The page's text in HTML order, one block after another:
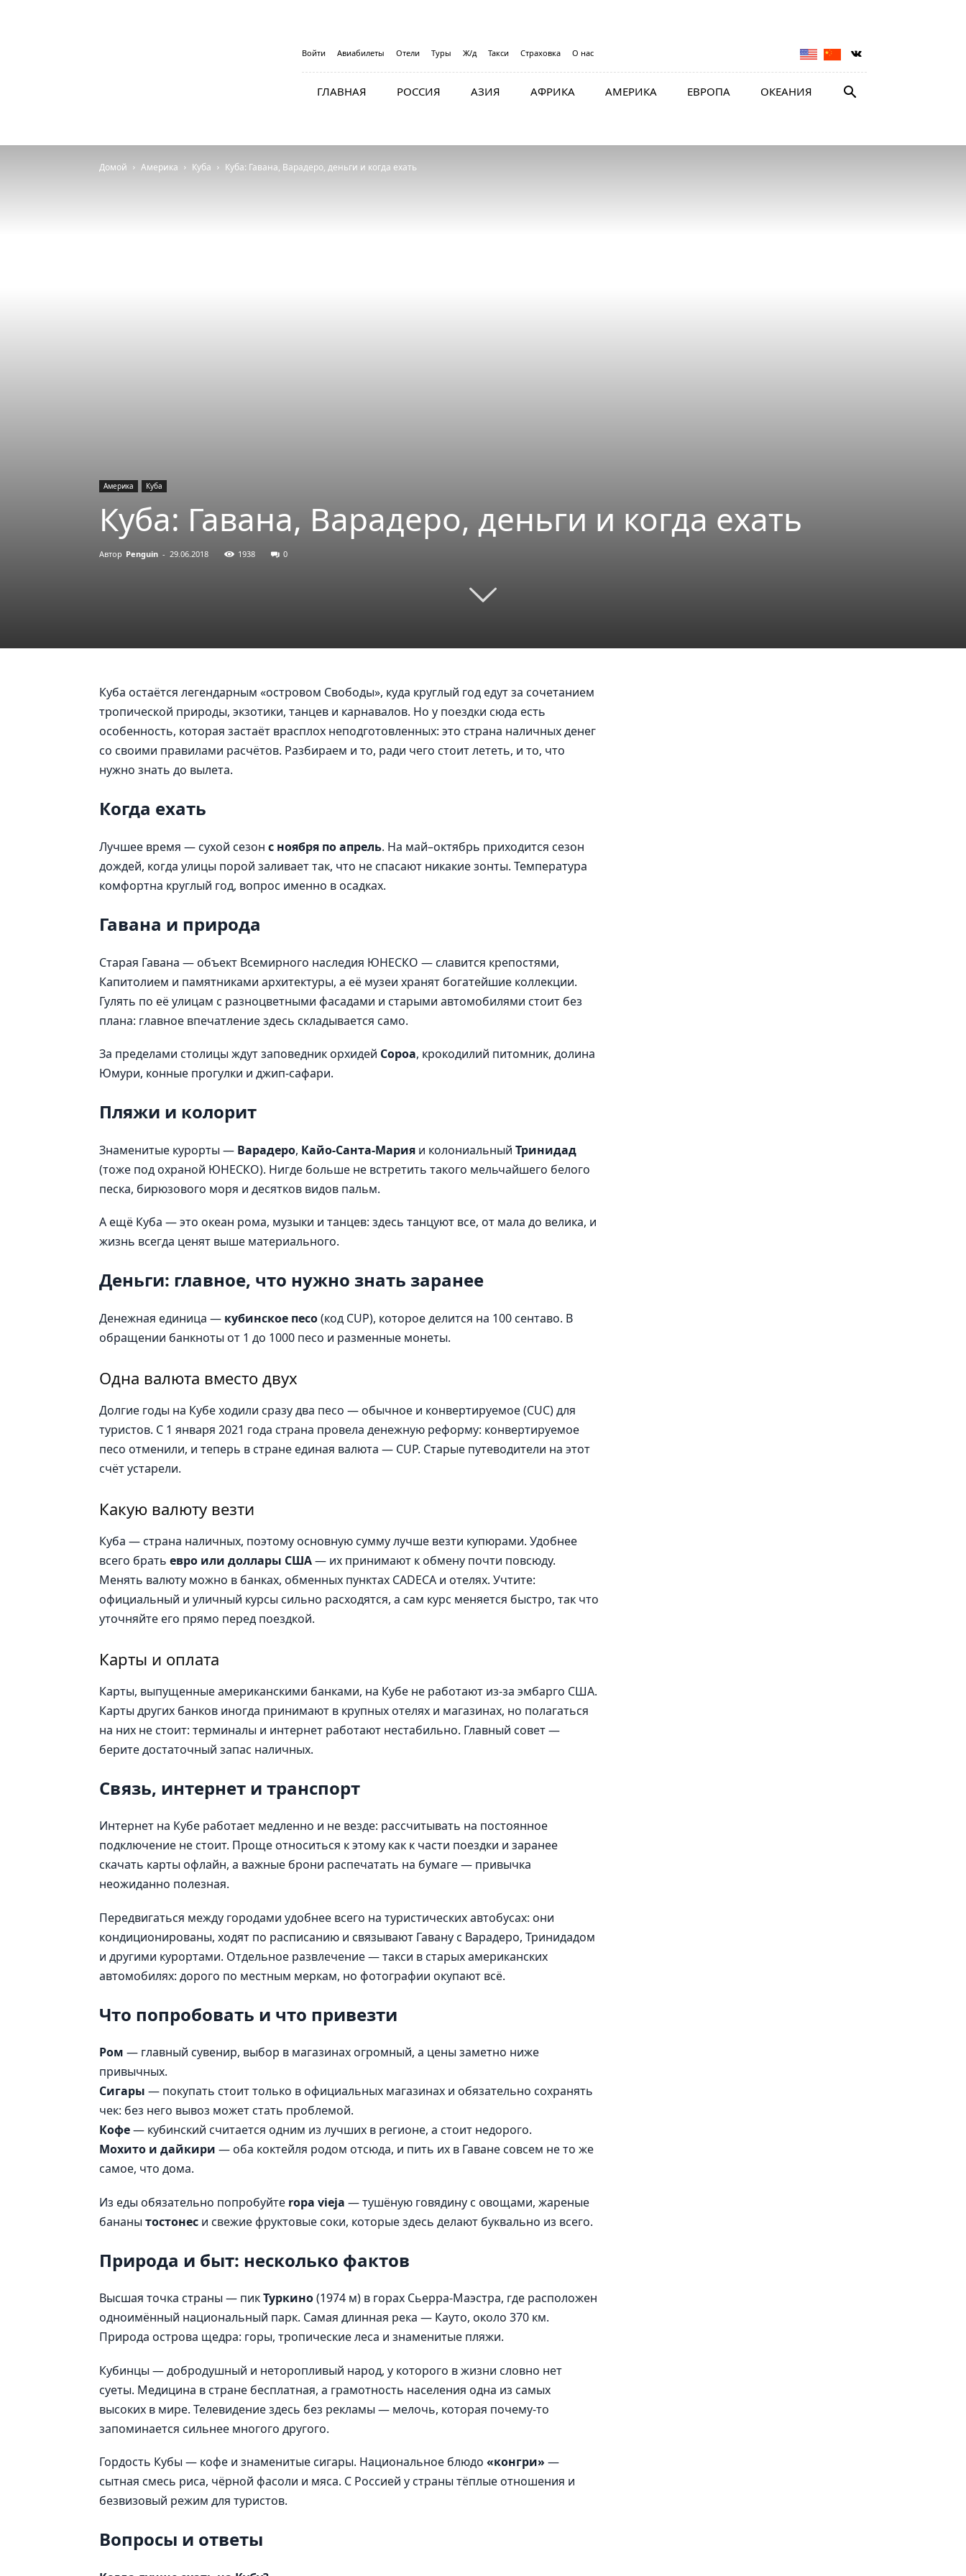
Войти Авиабилеты Отели Туры Ж/д Такси Страховка О нас
ГЛАВНАЯ РОССИЯ АЗИЯ АФРИКА АМЕРИКА ЕВРОПА ОКЕАНИЯ
Домой Америка Куба Куба: Гавана, Варадеро, деньги и когда ехать
Америка Куба
Куба: Гавана, Варадеро, деньги и когда ехать
Автор Penguin - 29.06.2018 1938 0
Куба остаётся легендарным «островом Свободы», куда круглый год едут за сочетанием
тропической природы, экзотики, танцев и карнавалов. Но у поездки сюда есть
особенность, которая застаёт врасплох неподготовленных: это страна наличных денег
со своими правилами расчётов. Разбираем и то, ради чего стоит лететь, и то, что
нужно знать до вылета.
Когда ехать
Лучшее время — сухой сезон с ноября по апрель. На май–октябрь приходится сезон
дождей, когда улицы порой заливает так, что не спасают никакие зонты. Температура
комфортна круглый год, вопрос именно в осадках.
Гавана и природа
Старая Гавана — объект Всемирного наследия ЮНЕСКО — славится крепостями,
Капитолием и памятниками архитектуры, а её музеи хранят богатейшие коллекции.
Гулять по её улицам с разноцветными фасадами и старыми автомобилями стоит без
плана: главное впечатление здесь складывается само.
За пределами столицы ждут заповедник орхидей Сороа, крокодилий питомник, долина
Юмури, конные прогулки и джип-сафари.
Пляжи и колорит
Знаменитые курорты — Варадеро, Кайо-Санта-Мария и колониальный Тринидад
(тоже под охраной ЮНЕСКО). Нигде больше не встретить такого мельчайшего белого
песка, бирюзового моря и десятков видов пальм.
А ещё Куба — это океан рома, музыки и танцев: здесь танцуют все, от мала до велика, и
жизнь всегда ценят выше материального.
Деньги: главное, что нужно знать заранее
Денежная единица — кубинское песо(код CUP), которое делится на 100 сентаво. В
обращении банкноты от 1 до 1000 песо и разменные монеты.
Одна валюта вместо двух
Долгие годы на Кубе ходили сразу два песо — обычное и конвертируемое (CUC) для
туристов. С 1 января 2021 года страна провела денежную реформу: конвертируемое
песо отменили, и теперь в стране единая валюта — CUP. Старые путеводители на этот
счёт устарели.
Какую валюту везти
Куба — страна наличных, поэтому основную сумму лучше везти купюрами. Удобнее
всего брать евро или доллары США— их принимают к обмену почти повсюду.
Менять валюту можно в банках, обменных пунктах CADECA и отелях. Учтите:
официальный и уличный курсы сильно расходятся, а сам курс меняется быстро, так что
уточняйте его прямо перед поездкой.
Карты и оплата
Карты, выпущенные американскими банками, на Кубе не работают из-за эмбарго США.
Карты других банков иногда принимают в крупных отелях и магазинах, но полагаться
на них не стоит: терминалы и интернет работают нестабильно. Главный совет —
берите достаточный запас наличных.
Связь, интернет и транспорт
Интернет на Кубе работает медленно и не везде: рассчитывать на постоянное
подключение не стоит. Проще относиться к этому как к части поездки и заранее
скачать карты офлайн, а важные брони распечатать на бумаге — привычка
неожиданно полезная.
Передвигаться между городами удобнее всего на туристических автобусах: они
кондиционированы, ходят по расписанию и связывают Гавану с Варадеро, Тринидадом
и другими курортами. Отдельное развлечение — такси в старых американских
автомобилях: дорого по местным меркам, но фотографии окупают всё.
Что попробовать и что привезти
Ром — главный сувенир, выбор в магазинах огромный, а цены заметно ниже
привычных.
Сигары — покупать стоит только в официальных магазинах и обязательно сохранять
чек: без него вывоз может стать проблемой.
Кофе— кубинский считается одним из лучших в регионе, а стоит недорого.
Мохито и дайкири — оба коктейля родом отсюда, и пить их в Гаване совсем не то же
самое, что дома.
Из еды обязательно попробуйте ropa vieja — тушёную говядину с овощами, жареные
бананы тостонес и свежие фруктовые соки, которые здесь делают буквально из всего.
Природа и быт: несколько фактов
Высшая точка страны — пикТуркино(1974 м) в горах Сьерра-Маэстра, где расположен
одноимённый национальный парк. Самая длинная река — Кауто, около 370 км.
Природа острова щедра: горы, тропические леса и знаменитые пляжи.
Кубинцы — добродушный и неторопливый народ, у которого в жизни словно нет
суеты. Медицина в стране бесплатная, а грамотность населения одна из самых
высоких в мире. Телевидение здесь без рекламы — мелочь, которая почему-то
запоминается сильнее многого другого.
Гордость Кубы — кофе и знаменитые сигары. Национальное блюдо «конгри» —
сытная смесь риса, чёрной фасоли и мяса. С Россией у страны тёплые отношения и
безвизовый режим для туристов.
Вопросы и ответы